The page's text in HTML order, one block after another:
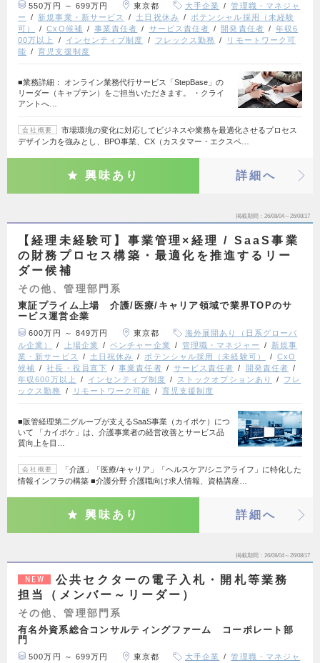
550万円 ～ 699万円 東京都 大手企業
管理職・マネジャ
ー
新規事業・新サービス 土日祝休み
ポテンシャル採用（未経験
可）
CxO候補 事業責任者 サービス責任者 開発責任者
年収6
00万以上
インセンティブ制度 フレックス勤務
リモートワーク可
能
育児支援制度
■業務詳細： オンライン業務代行サービス「StepBase」の
リーダー（キャプテン）をご担当いただきます。 ・クライ
アントへ…
会社概要
市場環境の変化に対応してビジネスや業務を最適化させるプロセス
デザイン力を強みとし、BPO事業、CX（カスタマー・エクスペ…
興味あり 詳細へ
掲載期間 26/08/04～26/08/17
【経理未経験可】事業管理×経理 / SaaS事業
の財務プロセス構築・最適化を推進するリー
ダー候補
その他、管理部門系
東証プライム上場 介護/医療/キャリア領域で業界TOPのサ
ービス運営企業
600万円 ～ 849万円 東京都
海外展開あり（日系グローバ
ル企業）
上場企業 ベンチャー企業 管理職・マネジャー
新規事
業・新サービス
土日祝休み ポテンシャル採用（未経験可）
CxO
候補
社長・役員直下 事業責任者 サービス責任者
開発責任者
年収600万以上
インセンティブ制度 ストックオプションあり
フレ
ックス勤務
リモートワーク可能 育児支援制度
■販管経理第二グループが支えるSaaS事業（カイポケ）につ
いて 「カイポケ」は、介護事業者の経営改善とサービス品
質向上を目…
会社概要
「介護」「医療/キャリア」「ヘルスケア/シニアライフ」に特化した
情報インフラの構築 ■介護分野 介護職向け求人情報、資格講座…
興味あり 詳細へ
掲載期間 26/08/04～26/08/17
NEW
公共セクターの電子入札・開札等業務
担当（メンバー～リーダー）
その他、管理部門系
有名外資系総合コンサルティングファーム コーポレート部
門
500万円 ～ 699万円 東京都 大手企業 管理職・マネジャ